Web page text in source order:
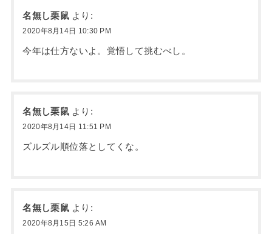
名無し栗鼠 より:
2020年8月14日 10:30 PM
今年は仕方ないよ。覚悟して挑むべし。
名無し栗鼠 より:
2020年8月14日 11:51 PM
ズルズル順位落としてくな。
名無し栗鼠 より:
2020年8月15日 5:26 AM